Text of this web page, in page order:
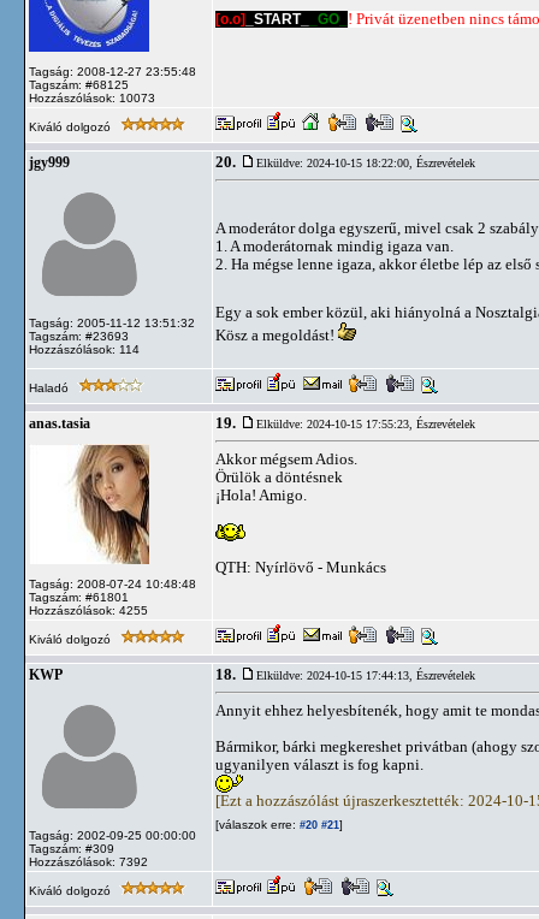
Tagság: 2008-12-27 23:55:48
Tagszám: #68125
Hozzászólások: 10073
[o.o] _START_ _GO_ ! Privát üzenetben nincs
Kiváló dolgozó
jgy999
Tagság: 2005-11-12 13:51:32
Tagszám: #23693
Hozzászólások: 114
20. Elküldve: 2024-10-15 18:22:00, Észrevételek
A moderátor dolga egyszerű, mivel csak 2
1. A moderátornak mindig igaza van.
2. Ha mégse lenne igaza, akkor életbe lép az első
Egy a sok ember közül, aki hiányolná a
Kösz a megoldást!
Haladó
anas.tasia
Tagság: 2008-07-24 10:48:48
Tagszám: #61801
Hozzászólások: 4255
19. Elküldve: 2024-10-15 17:55:23, Észrevételek
Akkor mégsem Adios.
Örülök a döntésnek
¡Hola! Amigo.
QTH: Nyírlövő - Munkács
Kiváló dolgozó
KWP
Tagság: 2002-09-25 00:00:00
Tagszám: #309
Hozzászólások: 7392
18. Elküldve: 2024-10-15 17:44:13, Észrevételek
Annyit ehhez helyesbítenék, hogy amit te
Bármikor, bárki megkereshet privátban (ahogy
ugyanilyen választ is fog kapni.
[Ezt a hozzászólást újraszerkesztették: 2024-10-
[válaszok erre: #20 #21]
Kiváló dolgozó